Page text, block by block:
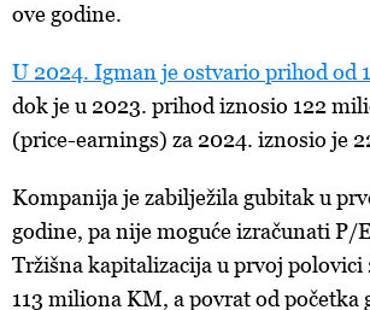
ove godine.
U 2024. Igman je ostvario prihod od
dok je u 2023. prihod iznosio 122
(price-earnings) za 2024. iznosio je
Kompanija je zabilježila gubitak u
godine, pa nije moguće izračunati P/
Tržišna kapitalizacija u prvoj polovici
113 miliona KM, a povrat od početka